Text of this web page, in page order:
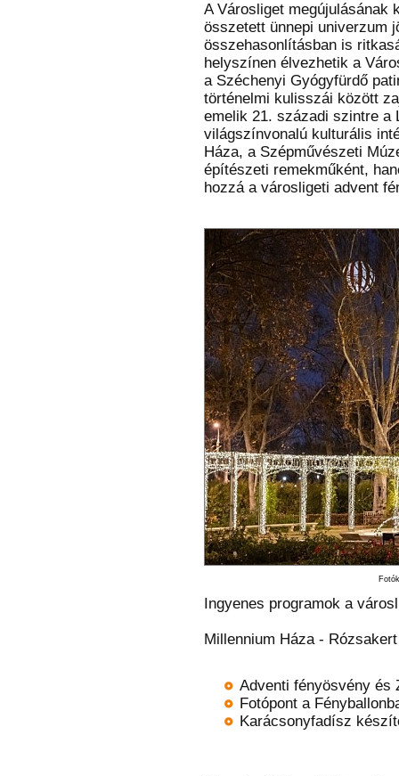
A Városliget megújulásának
összetett ünnepi univerzum
összehasonlításban is
helyszínen élvezhetik a
a Széchenyi Gyógyfürdő
történelmi kulisszái között
emelik 21. századi szintre a
világszínvonalú kulturális
Háza, a Szépművészeti
építészeti remekműként,
hozzá a városligeti advent
Ingyenes programok a
Millennium Háza - Rózsakert
Adventi fényösvény és
Fotópont a
Karácsonyfadísz